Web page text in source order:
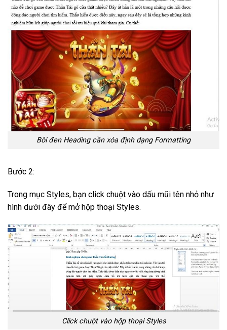
Bôi đen Heading cần xóa định dạng Formatting
Bước 2:
Trong mục Styles, bạn click chuột vào dấu mũi tên nhỏ như
hình dưới đây để mở hộp thoại Styles.
Click chuột vào hộp thoại Styles